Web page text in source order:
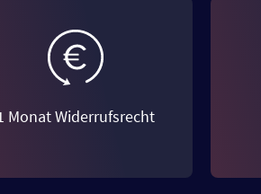
Monat Widerrufsrecht